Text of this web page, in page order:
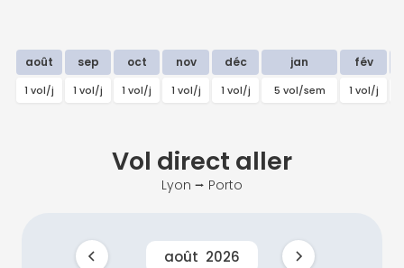
août sep oct nov déc jan fév
1 vol/j 1 vol/j 1 vol/j 1 vol/j 1 vol/j 5 vol/sem 1 vol/j
Vol direct aller
Lyon ⭢ Porto
août 2026